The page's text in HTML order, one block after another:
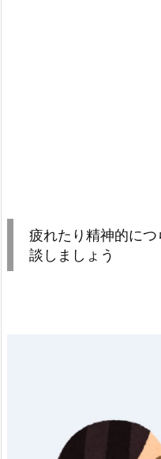
疲れたり精神的に
談しましょう